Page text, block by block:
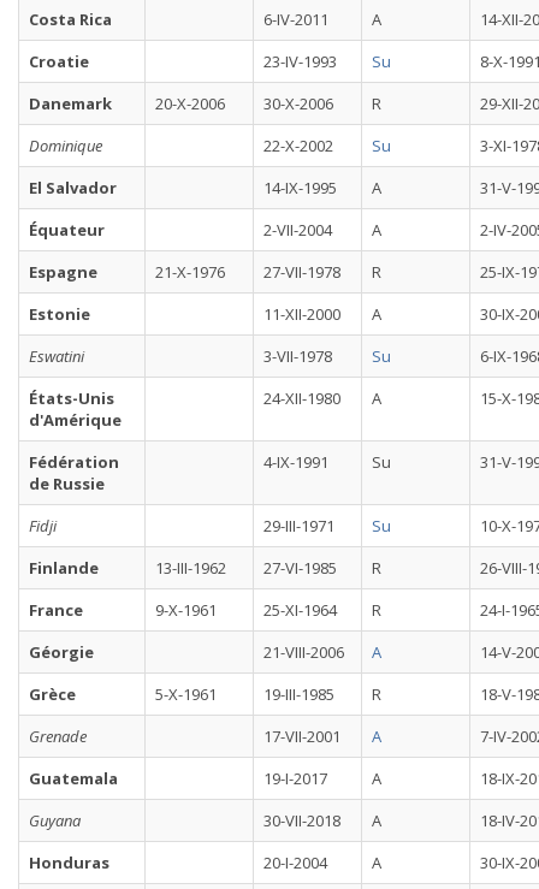
Costa Rica
6-IV-2011 A
14-XII-
Croatie
23-IV-1993 Su
8-X-
Danemark
20-X-2006 30-X-2006 R
29-XII-
Dominique
22-X-2002 Su
3-XI-
El Salvador
14-IX-1995 A
31-V-
Équateur
2-VII-2004 A
2-IV-
Espagne
21-X-1976 27-VII-1978 R
25-IX-
Estonie
11-XII-2000 A
30-IX-
Eswatini
3-VII-1978 Su
6-IX-
États-Unis
d'Amérique
24-XII-1980 A 15-X-
Fédération
de Russie
4-IX-1991 Su 31-V-
Fidji 29-III-1971 Su
10-X-
Finlande
13-III-1962 27-VI-1985 R
26-VIII-
France
9-X-1961 25-XI-1964 R
24-I-
Géorgie
21-VIII-2006 A
14-V-
Grèce
5-X-1961 19-III-1985 R
18-V-
Grenade
17-VII-2001 A
7-IV-
Guatemala
19-I-2017 A
18-IX-
Guyana
30-VII-2018 A
18-IV-
Honduras
20-I-2004 A 30-IX-